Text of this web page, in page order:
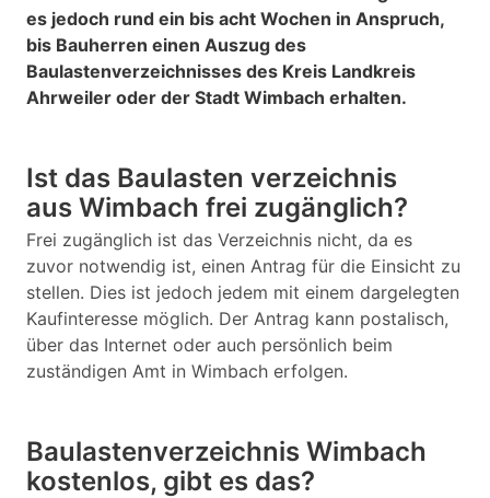
es jedoch rund ein bis acht Wochen in Anspruch,
bis Bauherren einen Auszug des
Baulastenverzeichnisses des Kreis Landkreis
Ahrweiler oder der Stadt Wimbach erhalten.
Ist das Baulasten verzeichnis
aus Wimbach frei zugänglich?
Frei zugänglich ist das Verzeichnis nicht, da es
zuvor notwendig ist, einen Antrag für die Einsicht zu
stellen. Dies ist jedoch jedem mit einem dargelegten
Kaufinteresse möglich. Der Antrag kann postalisch,
über das Internet oder auch persönlich beim
zuständigen Amt in Wimbach erfolgen.
Baulastenverzeichnis Wimbach
kostenlos, gibt es das?